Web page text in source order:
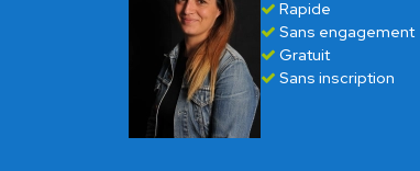
Rapide
Sans engagement
Gratuit
Sans inscription